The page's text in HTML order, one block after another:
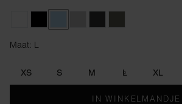
Maat: L
XS S M L XL
IN WINKELMANDJE